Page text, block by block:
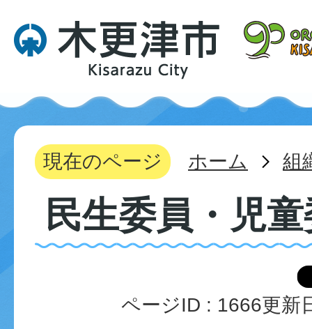
現在のページ ホーム 組
民生委員・児
ページID : 1666更新